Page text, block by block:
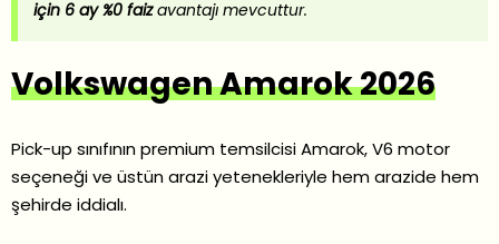
için 6 ay %0 faizavantajı mevcuttur.
Volkswagen Amarok 2026
Pick-up sınıfının premium temsilcisi Amarok, V6 motor
seçeneği ve üstün arazi yetenekleriyle hem arazide hem
şehirde iddialı.